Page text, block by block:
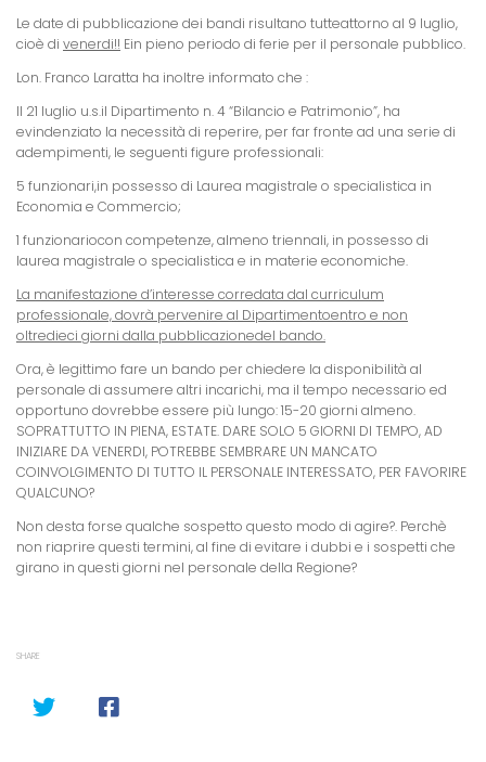
Le date di pubblicazione dei bandi risultano tutteattorno al 9 luglio,
cioè di venerdi!! Ein pieno periodo di ferie per il personale pubblico.
Lon. Franco Laratta ha inoltre informato che :
Il 21 luglio u.s.il Dipartimento n. 4 “Bilancio e Patrimonio”, ha
evindenziato la necessità di reperire, per far fronte ad una serie di
adempimenti, le seguenti figure professionali:
5 funzionari,in possesso di Laurea magistrale o specialistica in
Economia e Commercio;
1 funzionariocon competenze, almeno triennali, in possesso di
laurea magistrale o specialistica e in materie economiche.
La manifestazione d’interesse corredata dal curriculum
professionale, dovrà pervenire al Dipartimentoentro e non
oltredieci giorni dalla pubblicazionedel bando.
Ora, è legittimo fare un bando per chiedere la disponibilità al
personale di assumere altri incarichi, ma il tempo necessario ed
opportuno dovrebbe essere più lungo: 15-20 giorni almeno.
SOPRATTUTTO IN PIENA, ESTATE. DARE SOLO 5 GIORNI DI TEMPO, AD
INIZIARE DA VENERDI, POTREBBE SEMBRARE UN MANCATO
COINVOLGIMENTO DI TUTTO IL PERSONALE INTERESSATO, PER FAVORIRE
QUALCUNO?
Non desta forse qualche sospetto questo modo di agire?. Perchè
non riaprire questi termini, al fine di evitare i dubbi e i sospetti che
girano in questi giorni nel personale della Regione?
SHARE